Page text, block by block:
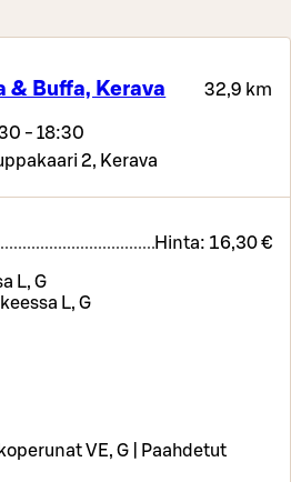
& Buffa, Kerava 32,9 km
- 18:30
2, Kerava
Hinta: 16,30 €
L, G
L, G
VE, G | Paahdetut